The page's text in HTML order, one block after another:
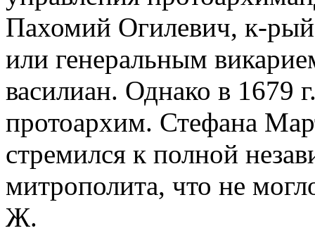
Пахомий Огилевич, к-рый
или генеральным
василиан. Однако в 1679
протоархим. Стефана
стремился к полной
митрополита, что не
Ж.